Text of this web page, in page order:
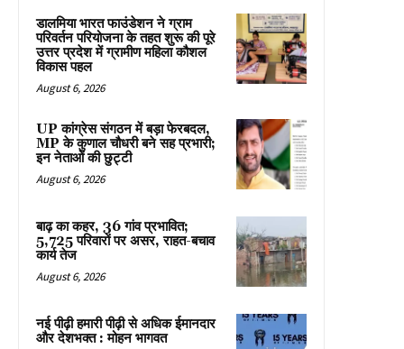
डालमिया भारत फाउंडेशन ने ग्राम
परिवर्तन परियोजना के तहत शुरू की पूरे
उत्तर प्रदेश में ग्रामीण महिला कौशल
विकास पहल
August 6, 2026
UP कांग्रेस संगठन में बड़ा फेरबदल,
MP के कुणाल चौधरी बने सह प्रभारी;
इन नेताओं की छुट्टी
August 6, 2026
बाढ़ का कहर, 36 गांव प्रभावित;
5,725 परिवारों पर असर, राहत-बचाव
कार्य तेज
August 6, 2026
नई पीढ़ी हमारी पीढ़ी से अधिक ईमानदार
और देशभक्त : मोहन भागवत